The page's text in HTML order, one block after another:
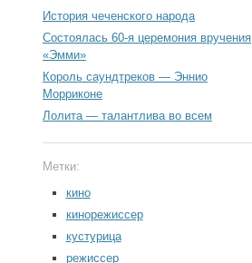
История чеченского народа
Состоялась 60-я церемония вручения
«Эмми»
Король саундтреков — Эннио
Морриконе
Лолита — талантлива во всем
Метки:
кино
кинорежиссер
кустурица
режиссер